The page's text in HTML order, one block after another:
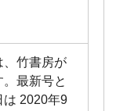
、竹書房が
最新号と
は 2020年9